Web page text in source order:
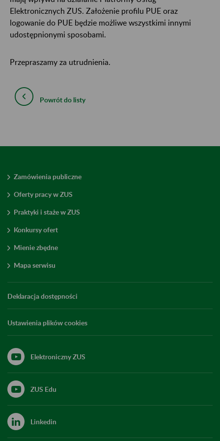
Elektronicznych ZUS. Założenie profilu PUE oraz
logowanie do PUE będzie możliwe wszystkimi innymi
udostępnionymi sposobami.
Przepraszamy za utrudnienia.
Powrót do listy
Zamówienia publiczne
Oferty pracy w ZUS
Praktyki i staże w ZUS
Konkursy ofert
Mienie zbędne
Mapa serwisu
Deklaracja dostępności
Ustawienia plików cookies
Elektroniczny ZUS
ZUS Edu
Linkedin